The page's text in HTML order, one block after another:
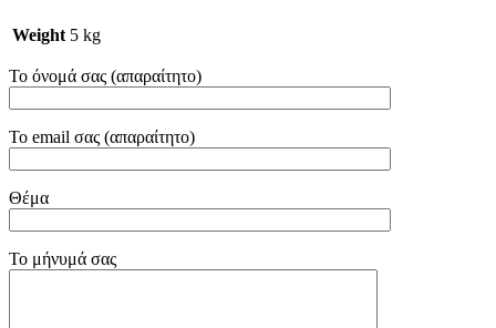
Weight 5 kg
Το όνομά σας (απαραίτητο)
Το email σας (απαραίτητο)
Θέμα
Το μήνυμά σας